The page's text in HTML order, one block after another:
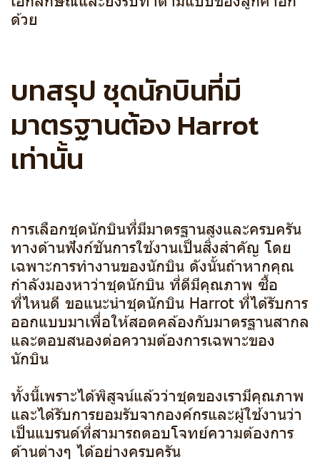
ด้วย
บทสรุป ชุดนักบินที่มี
มาตรฐานต้อง Harrot
เท่านั้น
การเลือกชุดนักบินที่มีมาตรฐานสูงและครบครัน
ทางด้านฟังก์ชันการใช้งานเป็นสิ่งสำคัญ โดย
เฉพาะการทำงานของนักบิน ดังนั้นถ้าหากคุณ
กำลังมองหาว่าชุดนักบิน ที่ดีมีคุณภาพ ซื้อ
ที่ไหนดี ขอแนะนำชุดนักบิน Harrot ที่ได้รับการ
ออกแบบมาเพื่อให้สอดคล้องกับมาตรฐานสากล
และตอบสนองต่อความต้องการเฉพาะของ
นักบิน
ทั้งนี้เพราะได้พิสูจน์แล้วว่าชุดของเรามีคุณภาพ
และได้รับการยอมรับจากองค์กรและผู้ใช้งานว่า
เป็นแบรนด์ที่สามารถตอบโจทย์ความต้องการ
ด้านต่างๆ ได้อย่างครบครัน